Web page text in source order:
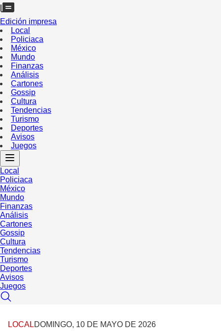
Edición impresa
Local
Policiaca
México
Mundo
Finanzas
Análisis
Cartones
Gossip
Cultura
Tendencias
Turismo
Deportes
Avisos
Juegos
Local
Policiaca
México
Mundo
Finanzas
Análisis
Cartones
Gossip
Cultura
Tendencias
Turismo
Deportes
Avisos
Juegos
LOCALDOMINGO, 10 DE MAYO DE 2026